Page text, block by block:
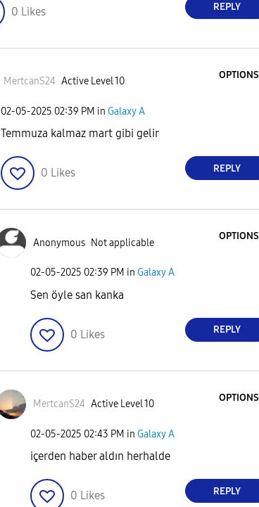
0 Likes REPLY
MertcanS24 Active Level 10
OPTIONS
‎02-05-2025 02:39 PM in Galaxy A
Temmuza kalmaz mart gibi gelir
0 Likes REPLY
Anonymous Not applicable
OPTIONS
‎02-05-2025 02:39 PM in Galaxy A
Sen öyle san kanka
0 Likes REPLY
MertcanS24 Active Level 10
OPTIONS
‎02-05-2025 02:43 PM in Galaxy A
içerden haber aldın herhalde
0 Likes REPLY